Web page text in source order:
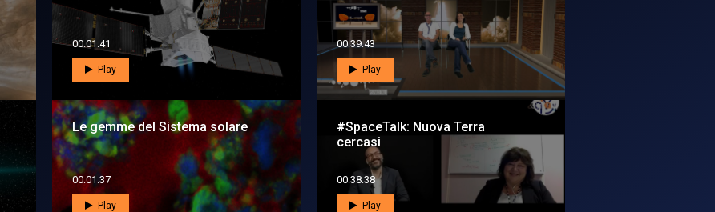
00:01:41
Play
00:39:43
Play
Le gemme del Sistema solare
00:01:37
Play
#SpaceTalk: Nuova Terra
cercasi
00:38:38
Play